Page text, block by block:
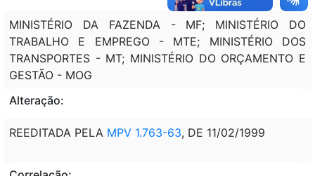
MINISTÉRIO DA FAZENDA - MF; MINISTÉRIO DO
TRABALHO E EMPREGO - MTE; MINISTÉRIO DOS
TRANSPORTES - MT; MINISTÉRIO DO ORÇAMENTO E
GESTÃO - MOG
Alteração:
REEDITADA PELA MPV 1.763-63, DE 11/02/1999